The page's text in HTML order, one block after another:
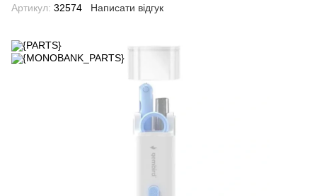
Артикул: 32574 Написати відгук